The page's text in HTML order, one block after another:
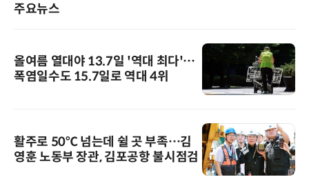
주요뉴스
올여름 열대야 13.7일 '역대 최다'…
폭염일수도 15.7일로 역대 4위
활주로 50℃ 넘는데 쉴 곳 부족…김
영훈 노동부 장관, 김포공항 불시점검